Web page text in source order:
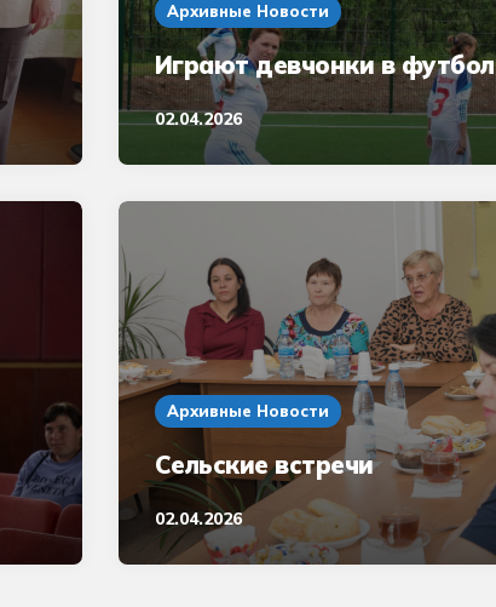
Архивные Новости
Играют девчонки в футбол
02.04.2026
Архивные Новости
Сельские встречи
02.04.2026